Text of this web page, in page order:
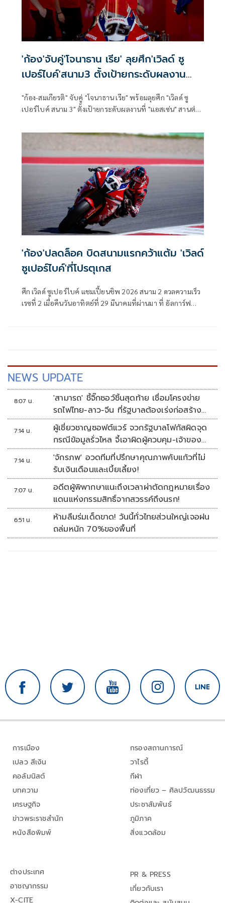
'ก้อง'จับคู่'โจนาธาน เรีย' ลุยศึก'เวิลด์ ซู
เปอร์ไบค์'สนาม3 ตั้งเป้ายกระดับผลงาน
"ก้อง-สมเกียรติ" จับคู่ "โจนาธาน เรีย" พร้อมลุยศึก "เวิลด์ ซู
เปอร์ไบค์ สนาม 3" ตั้งเป้ายกระดับผลงานที่ "แอสเซ่น" สานต่อ
'ก้อง'ปลดล็อค บิดสนามแรกคว้าแต้ม 'เวิลด์
ซูเปอร์ไบค์'ที่โปรตุเกส
ศึก เวิลด์ ซูเปอร์ไบค์ แชมเปี้ยนชิพ 2026 สนาม 2 ดวลความเร็ว
เรซที่ 2 เมื่อคืนวันอาทิตย์ที่ 29 มีนาคมที่ผ่านมา ที่ อัลการ์ฟ
NEWS UPDATE
8:07 น.
'สามารถ' ชี้จิ๊กซอว์ชิ้นสุดท้าย เชื่อมโครงข่าย
รถไฟไทย-ลาว-จีน ที่รัฐบาลต้องเร่งก่อสร้าง
ทันที
7:14 น.
ผู้เชี่ยวชาญซอฟต์แวร์ จวกรัฐบาลโฟกัสผิดจุด
กรณีข้อมูลรั่วไหล จี้เอาผิดผู้ควบคุม-เจ้าของ
ระบบตามกฎหมาย PDPA
7:14 น.
'จักรภพ' อวดทีมที่ปรึกษาคุณภาพคับแก้วที่ไม่
รับเงินเดือนและเบี้ยเลี้ยง!
7:07 น.
อดีตผู้พิพากษาแนะถึงเวลาผ่าตัดกฎหมายเรื่อง
แดนแห่งกรรมสิทธิ์จากสวรรค์ถึงนรก!
6:51 น.
ห้ามลืมร่มเด็ดขาด! วันนี้ทั่วไทยส่วนใหญ่เจอฝน
ถล่มหนัก 70%ของพื้นที่
การเมือง
เปลว สีเงิน
คอลัมนิสต์
บทความ
เศรษฐกิจ
ข่าวพระราชสำนัก
หนังสือพิมพ์
กรองสถานการณ์
วาไรตี้
กีฬา
ท่องเที่ยว – ศิลปวัฒนธรรม
ประชาสัมพันธ์
ภูมิภาค
สิ่งแวดล้อม
ต่างประเทศ
อาชญากรรม
X-CITE
PR & PRESS
เกี่ยวกับเรา